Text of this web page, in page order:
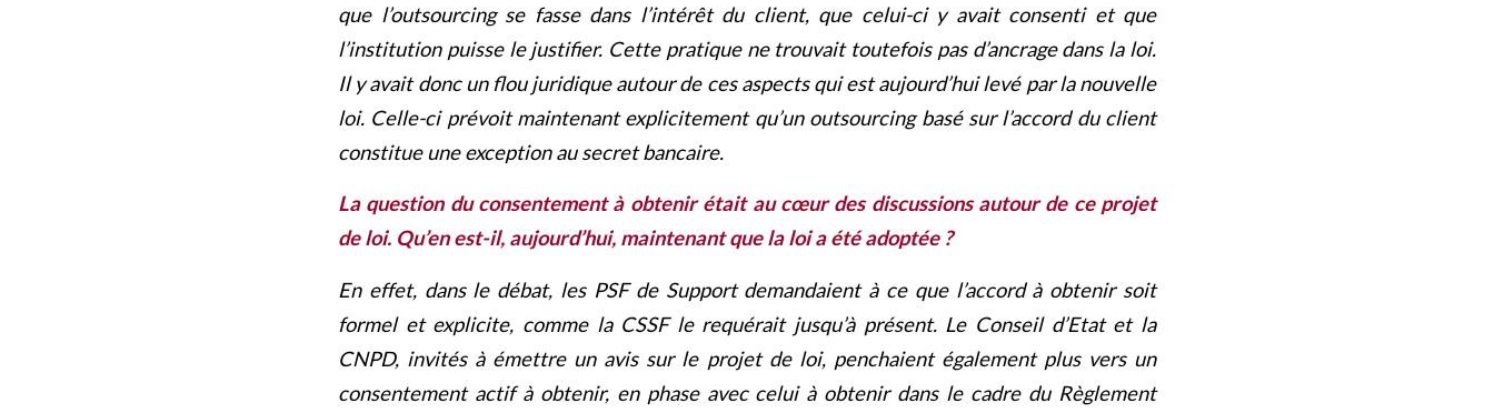
que l’outsourcing se fasse dans l’intérêt du client, que celui-ci y avait consenti et que
l’institution puisse le justifier. Cette pratique ne trouvait toutefois pas d’ancrage dans la loi.
Il y avait donc un flou juridique autour de ces aspects qui est aujourd’hui levé par la nouvelle
loi. Celle-ci prévoit maintenant explicitement qu’un outsourcing basé sur l’accord du client
constitue une exception au secret bancaire.
La question du consentement à obtenir était au cœur des discussions autour de ce projet
de loi. Qu’en est-il, aujourd’hui, maintenant que la loi a été adoptée ?
En effet, dans le débat, les PSF de Support demandaient à ce que l’accord à obtenir soit
formel et explicite, comme la CSSF le requérait jusqu’à présent. Le Conseil d’Etat et la
CNPD, invités à émettre un avis sur le projet de loi, penchaient également plus vers un
consentement actif à obtenir, en phase avec celui à obtenir dans le cadre du Règlement